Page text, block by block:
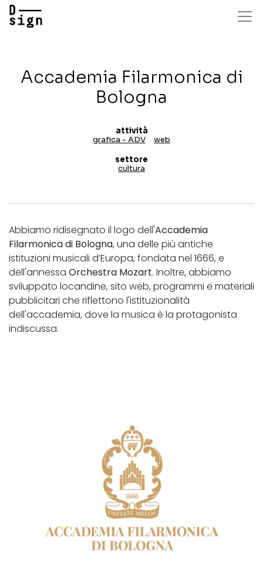
Accademia Filarmonica di
Bologna
attività
grafica - ADV
web
settore
cultura
Abbiamo ridisegnato il logo dell'Accademia
Filarmonica di Bologna, una delle più antiche
istituzioni musicali d’Europa, fondata nel 1666, e
dell'annessa Orchestra Mozart. Inoltre, abbiamo
sviluppato locandine, sito web, programmi e materiali
pubblicitari che riflettono l'istituzionalità
dell'accademia, dove la musica è la protagonista
indiscussa.